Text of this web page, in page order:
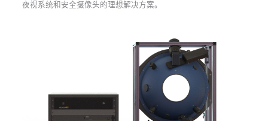
夜视系统和安全摄像头的理想解决方案。